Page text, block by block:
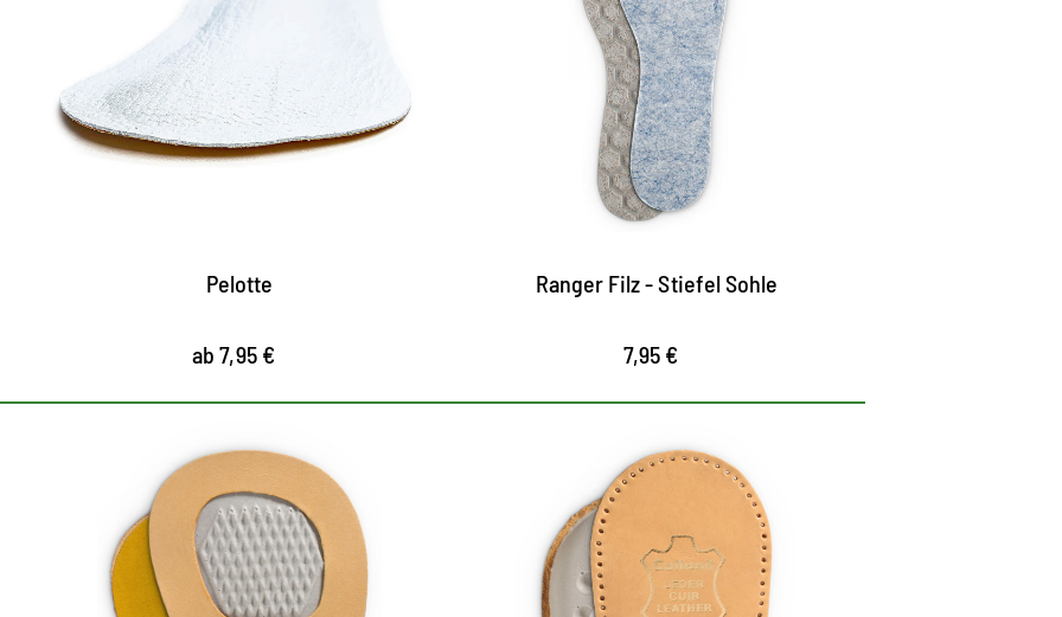
Halbsohle
Pelotte aus Leder mit weichem Latex-
Polster
dämpft den Auftritt, unterstützt den
Pelotte
ab 7,95 €
Arbeitsschuhe
Optimaler Kälte- und Feuchtigkeitsschutz
Vlies sorgt für angenehme Wärme
erhältlich in den Größen 36 bis 46
Ranger Filz - Stiefel Sohle
7,95 €
Entlastendes Fersenkissen
das Fersenkissen aus pflanzlich